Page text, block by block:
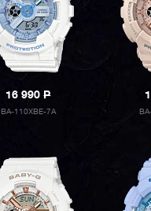
16 990P
BA-110XBE-7A